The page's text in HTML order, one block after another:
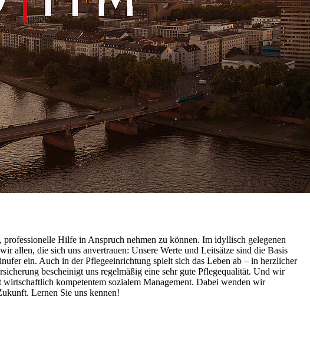
Hilfe in Anspruch nehmen zu können. Im idyllisch gelegenen
allen, die sich uns anvertrauen: Unsere Werte und Leitsätze sind die Basis
ein. Auch in der Pflegeeinrichtung spielt sich das Leben ab – in herzlicher
bescheinigt uns regelmäßig eine sehr gute Pflegequalität. Und wir
kompetentem sozialem Management. Dabei wenden wir
Lernen Sie uns kennen!